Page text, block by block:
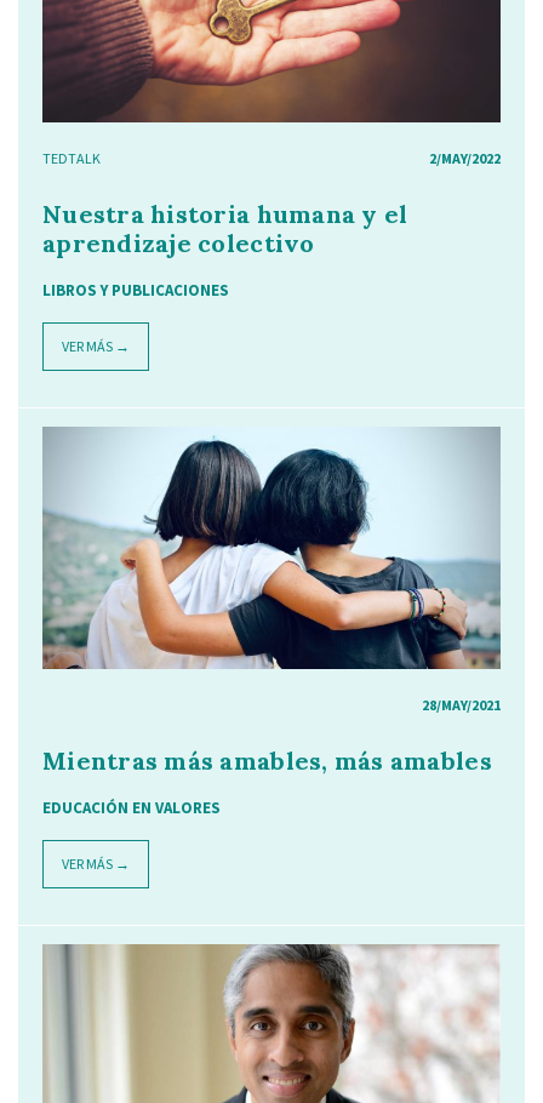
TEDTALK 2/MAY/2022
Nuestra historia humana y el
aprendizaje colectivo
LIBROS Y PUBLICACIONES
VER MÁS →
28/MAY/2021
Mientras más amables, más amables
EDUCACIÓN EN VALORES
VER MÁS →